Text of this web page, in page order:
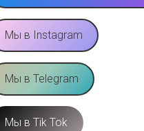
Мы в Instagram
Мы в Telegram
Мы в Tik Tok